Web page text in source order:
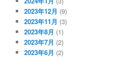
2023年12月 (9)
2023年11月 (3)
2023年8月 (1)
2023年7月 (2)
2023年6月 (2)